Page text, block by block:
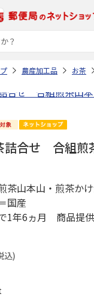
農産加工品 お茶
詰合せ 合組
茶山本山・煎茶か
国産
1年6ヵ月 商品提
込)